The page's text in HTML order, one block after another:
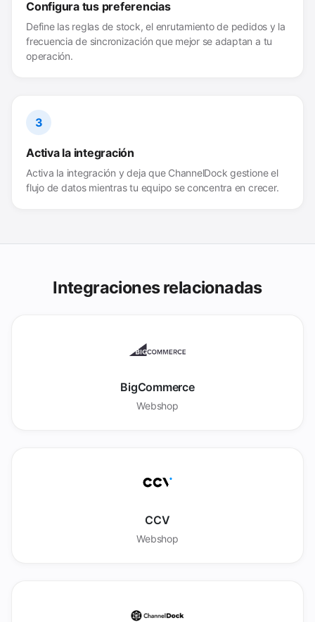
Configura tus preferencias
Define las reglas de stock, el enrutamiento de pedidos y la
frecuencia de sincronización que mejor se adaptan a tu
operación.
3
Activa la integración
Activa la integración y deja que ChannelDock gestione el
flujo de datos mientras tu equipo se concentra en crecer.
Integraciones relacionadas
BigCommerce
Webshop
CCV
Webshop